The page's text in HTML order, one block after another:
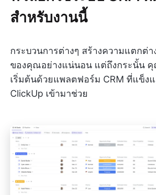
สำหรับงานนี้
กระบวนการต่างๆ สร้างความแตกต่า
ของคุณอย่างแน่นอน แต่ถึงกระนั้น คุ
เริ่มต้นด้วยแพลตฟอร์ม CRM ที่แข็ง
ClickUp เข้ามาช่วย